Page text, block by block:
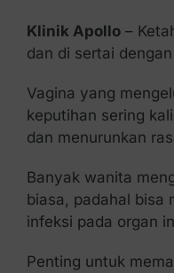
Klinik Apollo–
dan di sertai
Vagina yang
keputihan sering
dan menurunkan
Banyak wanita
biasa, padahal bisa
infeksi pada organ
Penting untuk